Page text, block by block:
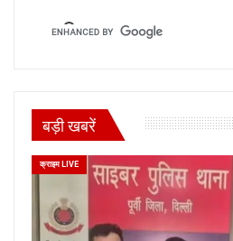
बड़ी खबरें
क्राइम LIVE